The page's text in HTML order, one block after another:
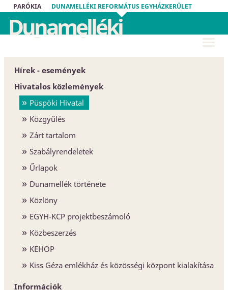
PARÓKIA DUNAMELLÉKI REFORMÁTUS EGYHÁZKERÜLET
Dunamelléki
Református
Egyházkerület
Hírek - események
Hivatalos közlemények
Püspöki Hivatal
Közgyűlés
Zárt tartalom
Szabályrendeletek
Űrlapok
Dunamellék története
Közlöny
EGYH-KCP projektbeszámoló
Közbeszerzés
KEHOP
Kiss Géza emlékház és közösségi központ kialakítása
Információk